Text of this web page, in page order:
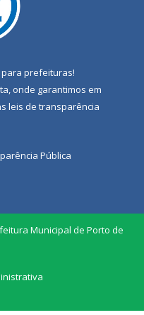
para prefeituras!
onde garantimos em
leis de transparência
Pública
Municipal de Porto de